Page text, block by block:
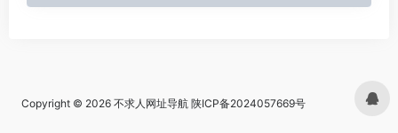
Copyright © 2026 不求人网址导航 陕ICP备2024057669号